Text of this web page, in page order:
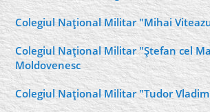
Colegiul Naţional Militar "Mihai
Colegiul Naţional Militar "Ştefan cel
Moldovenesc
Colegiul Naţional Militar "Tudor